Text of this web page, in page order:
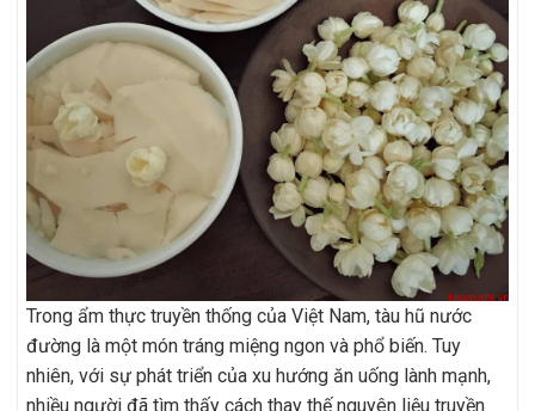
Trong ẩm thực truyền thống của Việt Nam, tàu hũ nước
đường là một món tráng miệng ngon và phổ biến. Tuy
nhiên, với sự phát triển của xu hướng ăn uống lành mạnh,
nhiều người đã tìm thấy cách thay thế nguyên liệu truyền